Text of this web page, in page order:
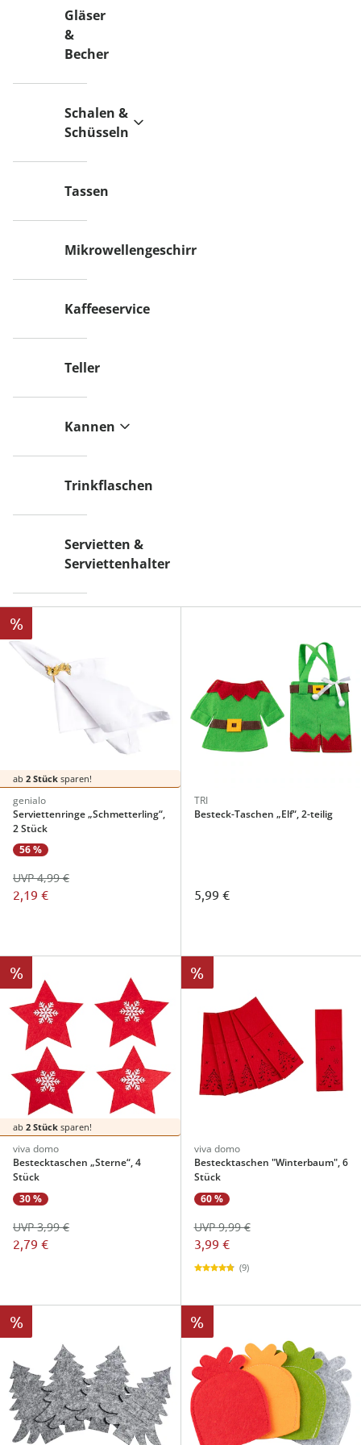
Gläser
&
Becher
Schalen &
Schüsseln
Tassen
Mikrowellengeschirr
Kaffeeservice
Teller
Kannen
Trinkflaschen
Servietten &
Serviettenhalter
%
ab 2 Stück sparen!
genialo
Serviettenringe „Schmetterling“,
2 Stück
56 %
2,19 €
UVP 4,99 €
TRI
Besteck-Taschen „Elf“, 2-teilig
5,99 €
%
ab 2 Stück sparen!
viva domo
Bestecktaschen „Sterne“, 4
Stück
30 %
2,79 €
UVP 3,99 €
%
viva domo
Bestecktaschen "Winterbaum", 6
Stück
60 %
3,99 €
UVP 9,99 €
(9)
% %